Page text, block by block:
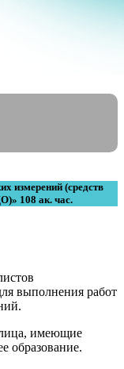
измерений (средств
108 ак. час.
выполнения работ
имеющие
образование.